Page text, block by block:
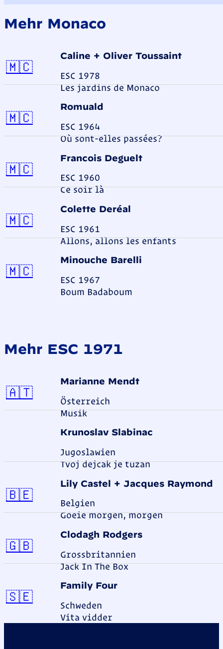
Mehr Monaco
Caline + Oliver Toussaint
ESC 1978
Les jardins de Monaco
🇲🇨Monaco
Romuald
ESC 1964
Où sont-elles passées?
🇲🇨Monaco
Francois Deguelt
ESC 1960
Ce soir là
🇲🇨Monaco
Colette Deréal
ESC 1961
Allons, allons les enfants
🇲🇨Monaco
Minouche Barelli
ESC 1967
Boum Badaboum
🇲🇨Monaco
Mehr ESC 1971
Marianne Mendt
Österreich
Musik
🇦🇹Österreich
Krunoslav Slabinac
Jugoslawien
Tvoj dejcak je tuzan
Jugoslawien
Lily Castel + Jacques Raymond
Belgien
Goeie morgen, morgen
🇧🇪Belgien
Clodagh Rodgers
Grossbritannien
Jack In The Box
🇬🇧Grossbritannien
Family Four
Schweden
Vita vidder
🇸🇪Schweden